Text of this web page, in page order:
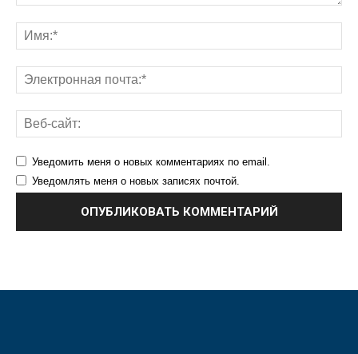
Уведомить меня о новых комментариях по email.
Уведомлять меня о новых записях почтой.